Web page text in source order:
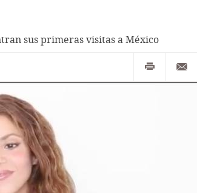
sus primeras visitas a México